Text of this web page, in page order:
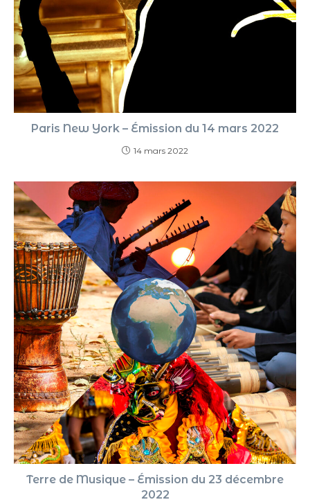
Paris New York – Émission du 14 mars 2022
14 mars 2022
Terre de Musique – Émission du 23 décembre
2022